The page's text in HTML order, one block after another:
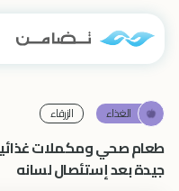
الغذاء الزرقاء‎
طعام صحي ومكملات
جيدة بعد إستئصال لسانه